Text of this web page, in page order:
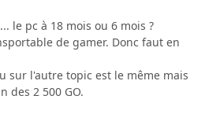
le pc à 18 mois ou 6 mois ?
de gamer. Donc faut en
sur l'autre topic est le même mais
des 2 500 GO.